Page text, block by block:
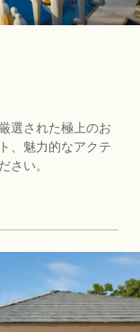
選された極上のお
、魅力的なアクテ
さい。